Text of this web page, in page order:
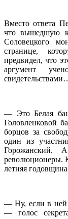
Вместо ответа
что вышедшую
Соловецкого
странице,
предвидел, что
аргумент
— Это Белая
Головленковой
борцов за
один из
Горожанский.
революционеры.
летняя
— Ну, если в ней
— голос